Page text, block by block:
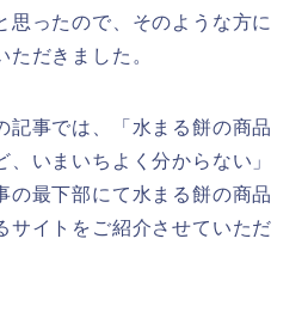
思ったので、そのような方に
だきました。
記事では、「水まる餅の商品
いまいちよく分からない」
の最下部にて水まる餅の商品
サイトをご紹介させていただ